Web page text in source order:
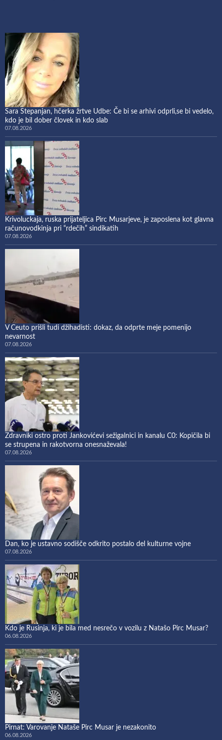
Sara Stepanjan, hčerka žrtve Udbe: Če bi se arhivi odprli,se bi vedelo,
kdo je bil dober človek in kdo slab
07.08.2026
Krivoluckaja, ruska prijateljica Pirc Musarjeve, je zaposlena kot glavna
računovodkinja pri “rdečih” sindikatih
07.08.2026
V Ceuto prišli tudi džihadisti: dokaz, da odprte meje pomenijo
nevarnost
07.08.2026
Zdravniki ostro proti Jankovićevi sežigalnici in kanalu C0: Kopičila bi
se strupena in rakotvorna onesnaževala!
07.08.2026
Dan, ko je ustavno sodišče odkrito postalo del kulturne vojne
07.08.2026
Kdo je Rusinja, ki je bila med nesrečo v vozilu z Natašo Pirc Musar?
06.08.2026
Pirnat: Varovanje Nataše Pirc Musar je nezakonito
06.08.2026